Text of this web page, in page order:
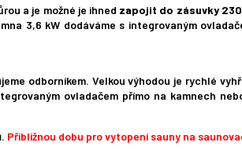
a je možné je ihned zapojit do zásuvky
3,6 kW dodáváme s integrovaným
odborníkem. Velkou výhodou je rychlé
ovladačem přímo na kamnech
. Přibližnou dobu pro vytopení sauny na